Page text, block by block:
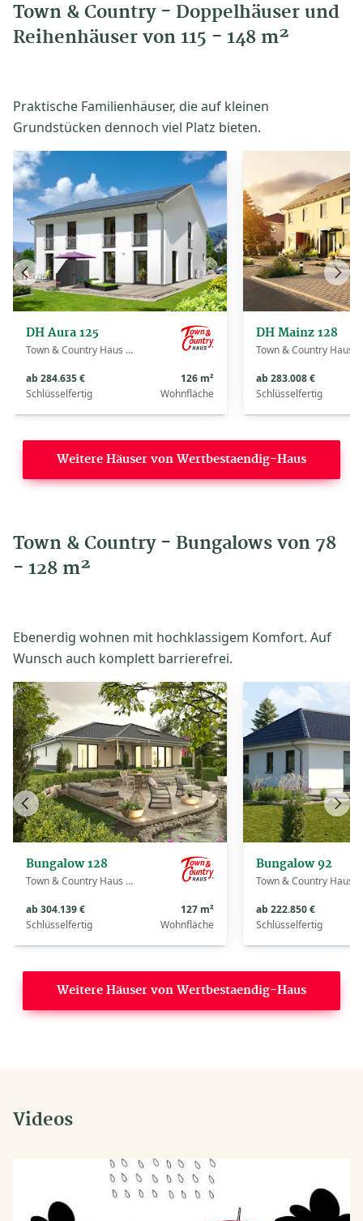
Town & Country - Doppelhäuser und
Reihenhäuser von 115 - 148 m²
Praktische Familienhäuser, die auf kleinen
Grundstücken dennoch viel Platz bieten.
DH Aura 125
Town & Country Haus Deutschland
ab 284.635 €
Schlüsselfertig
126 m²
Wohnfläche
DH Mainz 128
ab 283.008 €
Schlüsselfertig
Vorheriges
Haus
Haus
Weitere Häuser von Wertbestaendig-Haus
Town & Country - Bungalows von 78
- 128 m²
Ebenerdig wohnen mit hochklassigem Komfort. Auf
Wunsch auch komplett barrierefrei.
Bungalow 128
Town & Country Haus Deutschland
ab 304.139 €
Schlüsselfertig
127 m²
Wohnfläche
Bungalow 92
ab 222.850 €
Schlüsselfertig
Vorheriges
Haus
Haus
Weitere Häuser von Wertbestaendig-Haus
Videos